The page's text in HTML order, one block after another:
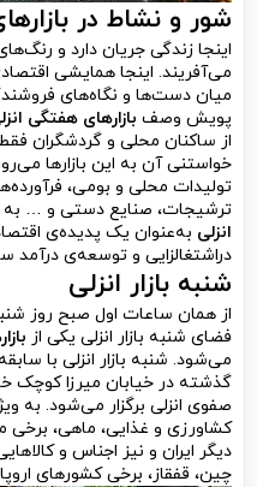
شور و نشاط در
اینجا زندگی جریان دارد و
می‌آفریند. اینجا همایشی
میان دست‌ها و نگاه‌های
پویش وصف بازارهای هفتگی
از ساکنان محلی و گردشگران
خواستنی آن به این بازارها
تولیدات محلی و بومی،
ترشیجات، صنایع دستی و …
انزلی به‌عنوان یک پدیده‌ی
دراشتغالزایی و توسعه‌ی درآمد
شنبه بازار انزلی
از همان ساعات اول صبح روز
فضای شنبه بازار انزلی یکی از
می‌شود. شنبه بازار انزلی با
گذشته در خیابان میرزا کوچک
صفوی انزلی برگزار می‌شود. به
کشاورزی و غذایی، ماهی،
دیگر ایران و نیز اجناس و
چین، قفقاز، برخی کشورهای